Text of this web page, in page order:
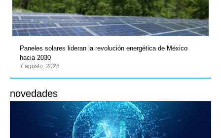
Paneles solares lideran la revolución energética de México
hacia 2030
7 agosto, 2026
novedades